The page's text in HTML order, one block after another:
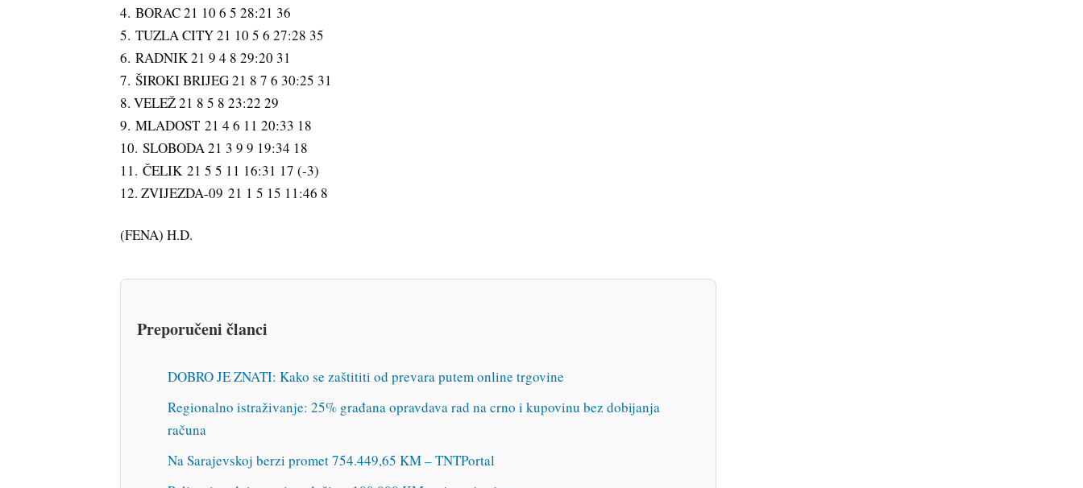
4. BORAC 21 10 6 5 28:21 36
5. TUZLA CITY 21 10 5 6 27:28 35
6. RADNIK 21 9 4 8 29:20 31
7. ŠIROKI BRIJEG 21 8 7 6 30:25 31
8. VELEŽ 21 8 5 8 23:22 29
9. MLADOST 21 4 6 11 20:33 18
10. SLOBODA 21 3 9 9 19:34 18
11. ČELIK 21 5 5 11 16:31 17 (-3)
12. ZVIJEZDA-09 21 1 5 15 11:46 8
(FENA) H.D.
Preporučeni članci
DOBRO JE ZNATI: Kako se zaštititi od prevara putem online trgovine
Regionalno istraživanje: 25% građana opravdava rad na crno i kupovinu bez dobijanja
računa
Na Sarajevskoj berzi promet 754.449,65 KM – TNTPortal